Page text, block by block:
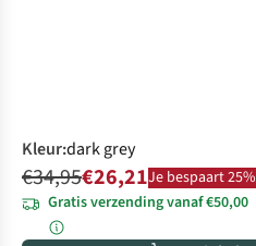
Kleur:dark grey
€34,95€26,21Je bespaart 25%
Gratis verzending vanaf €50,00